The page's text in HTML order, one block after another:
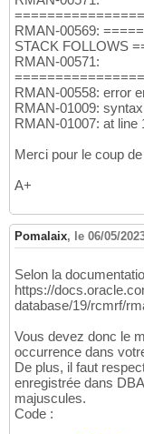
RMAN-00569:
STACK FOLLOWS
RMAN-00571:
RMAN-00558: error
RMAN-01009:
RMAN-01007: at line
Merci pour le coup
A+
Pomalaix, le 06/05/
Selon la
https://
database/19/rcmrf/
Vous devez donc le
occurrence dans
De plus, il faut
enregistrée dans
majuscules.
Code :